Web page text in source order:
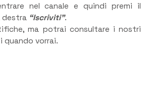
nel canale e quindi premi il
destra “Iscriviti”.
ma potrai consultare i nostri
vorrai.